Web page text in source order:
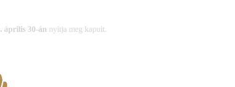
április 30-án nyitja meg kapuit.